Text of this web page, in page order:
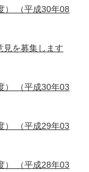
（平成30年08
見を募集します
（平成30年03
（平成29年03
（平成28年03